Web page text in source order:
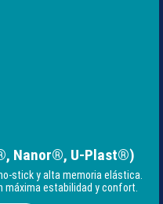
Nanor®, U-Plast®)
stick y alta memoria elástica.
estabilidad y confort.